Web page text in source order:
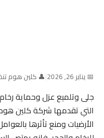
📅 يناير 26, 2026 |👤 كلين هوم
جلى وتلميع عزل وحماية رخام
التي تقدمها شركة كلين
الأرضيات ومنع تأثرها